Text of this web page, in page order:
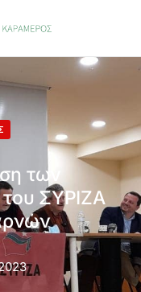
των
ΣΥΡΙΖΑ